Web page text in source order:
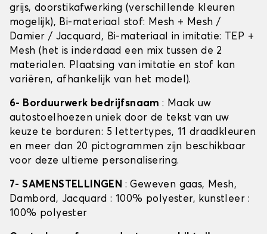
grijs, doorstikafwerking (verschillende kleuren
mogelijk), Bi-materiaal stof: Mesh + Mesh /
Damier / Jacquard, Bi-materiaal in imitatie: TEP +
Mesh (het is inderdaad een mix tussen de 2
materialen. Plaatsing van imitatie en stof kan
variëren, afhankelijk van het model).
6- Borduurwerk bedrijfsnaam: Maak uw
autostoelhoezen uniek door de tekst van uw
keuze te borduren: 5 lettertypes, 11 draadkleuren
en meer dan 20 pictogrammen zijn beschikbaar
voor deze ultieme personalisering.
7- SAMENSTELLINGEN : Geweven gaas, Mesh,
Dambord, Jacquard : 100% polyester, kunstleer :
100% polyester